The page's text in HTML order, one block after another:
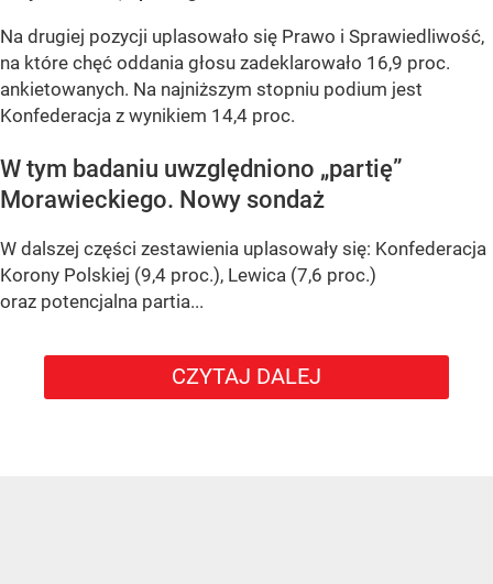
Na drugiej pozycji uplasowało się Prawo i Sprawiedliwość,
na które chęć oddania głosu zadeklarowało 16,9 proc.
ankietowanych. Na najniższym stopniu podium jest
Konfederacja z wynikiem 14,4 proc.
W tym badaniu uwzględniono „partię”
Morawieckiego. Nowy sondaż
W dalszej części zestawienia uplasowały się: Konfederacja
Korony Polskiej (9,4 proc.), Lewica (7,6 proc.)
oraz potencjalna partia...
CZYTAJ DALEJ